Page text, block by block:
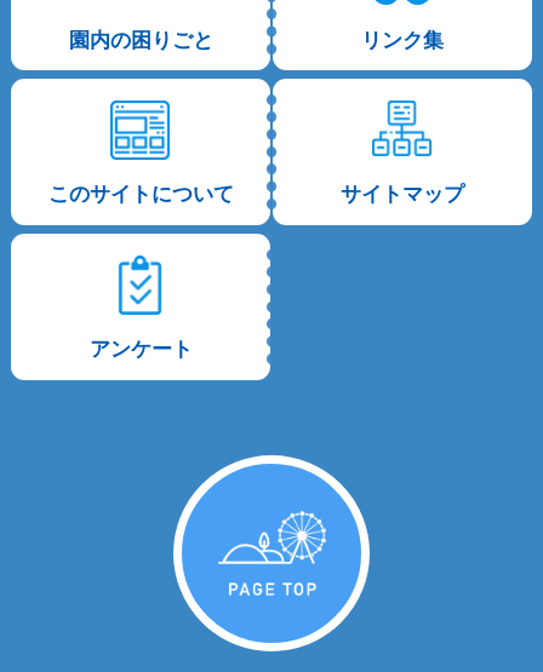
園内の困りごと リンク集
このサイトについて サイトマップ
アンケート